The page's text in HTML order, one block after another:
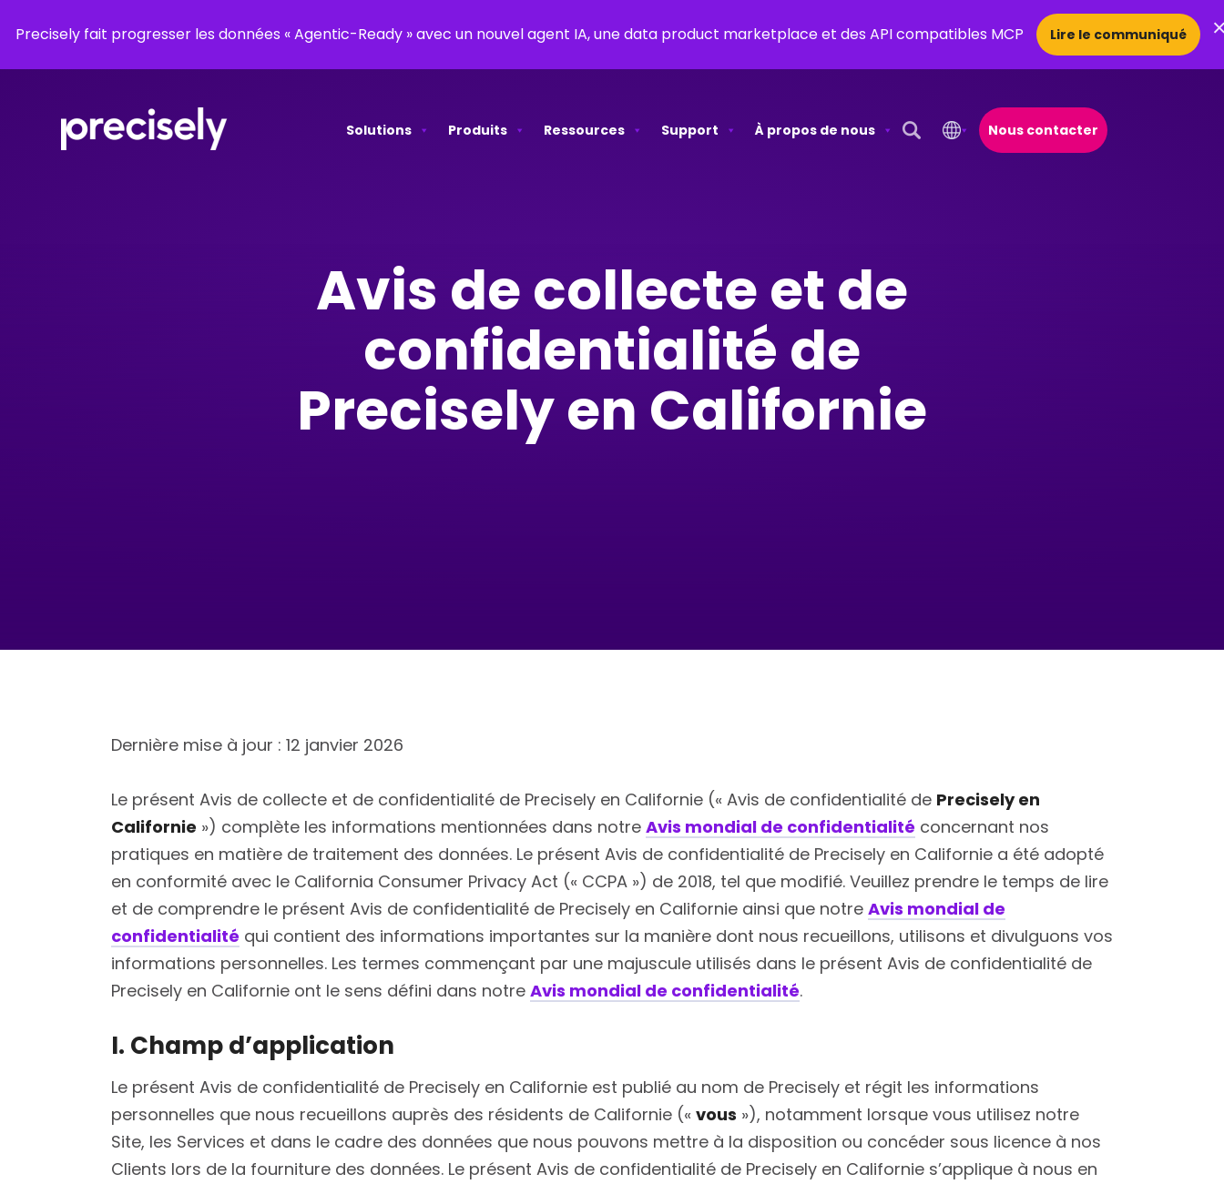
Precisely fait progresser les données « Agentic-Ready » avec un nouvel agent IA, une data product marketplace et des API compatibles MCP Lire le communiqué
Solutions Produits Ressources Support
À propos de nous
Open Search Popup
Nous contacter
Avis de collecte et de
confidentialité de
Precisely en Californie
Dernière mise à jour : 12 janvier 2026
Le présent Avis de collecte et de confidentialité de Precisely en Californie (« Avis de confidentialité de Preciselyen
Californie ») complète les informations mentionnées dans notre Avis mondial de confidentialité concernant nos
pratiques en matière de traitement des données. Le présent Avis de confidentialité de Precisely en Californie a été adopté
en conformité avec le California Consumer Privacy Act (« CCPA ») de 2018, tel que modifié. Veuillez prendre le temps de lire
et de comprendre le présent Avis de confidentialité de Precisely en Californie ainsi que notre Avis mondial de
confidentialité qui contient des informations importantes sur la manière dont nous recueillons, utilisons et divulguons vos
informations personnelles. Les termes commençant par une majuscule utilisés dans le présent Avis de confidentialité de
Precisely en Californie ont le sens défini dans notre Avis mondial de confidentialité.
I. Champ d’application
Le présent Avis de confidentialité de Precisely en Californie est publié au nom de Precisely et régit les informations
personnelles que nous recueillons auprès des résidents de Californie (« vous »), notamment lorsque vous utilisez notre
Site, les Services et dans le cadre des données que nous pouvons mettre à la disposition ou concéder sous licence à nos
Clients lors de la fourniture des données. Le présent Avis de confidentialité de Precisely en Californie s’applique à nous en